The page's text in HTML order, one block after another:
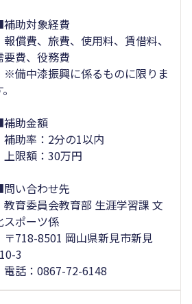
助対象経費
報償費、旅費、使用料、賃借料、
要費、役務費
※備中漆振興に係るものに限りま
助金額
補助率：2分の1以内
上限額：30万円
い合わせ先
教育委員会教育部 生涯学習課 文
スポーツ係
〒718-8501 岡山県新見市新見
3
電話：0867-72-6148